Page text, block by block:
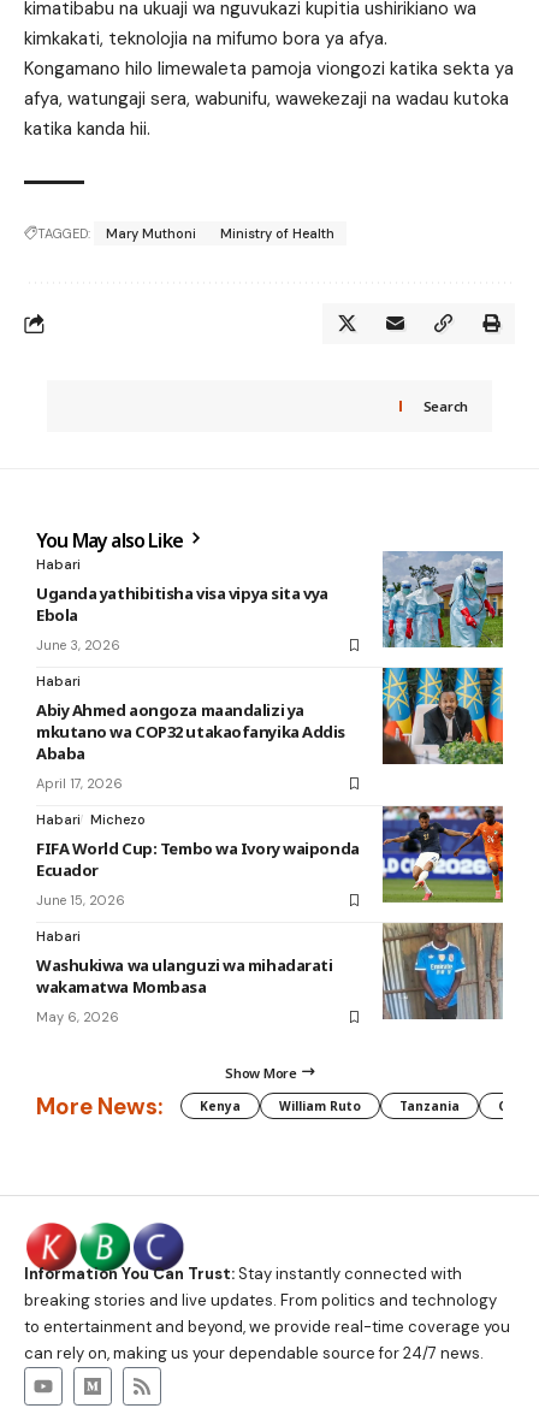
kimatibabu na ukuaji wa nguvukazi kupitia ushirikiano wa
kimkakati, teknolojia na mifumo bora ya afya.
Kongamano hilo limewaleta pamoja viongozi katika sekta ya
afya, watungaji sera, wabunifu, wawekezaji na wadau kutoka
katika kanda hii.
TAGGED: Mary Muthoni Ministry of Health
Search
You May also Like
Habari
Uganda yathibitisha visa vipya sita vya
Ebola
June 3, 2026
Habari
Abiy Ahmed aongoza maandalizi ya
mkutano wa COP32 utakaofanyika Addis
Ababa
April 17, 2026
Habari Michezo
FIFA World Cup: Tembo wa Ivory waiponda
Ecuador
June 15, 2026
Habari
Washukiwa wa ulanguzi wa mihadarati
wakamatwa Mombasa
May 6, 2026
Show More
More News: Kenya William Ruto Tanzania CAF
Information You Can Trust:Stay instantly connected with
breaking stories and live updates. From politics and technology
to entertainment and beyond, we provide real-time coverage you
can rely on, making us your dependable source for 24/7 news.